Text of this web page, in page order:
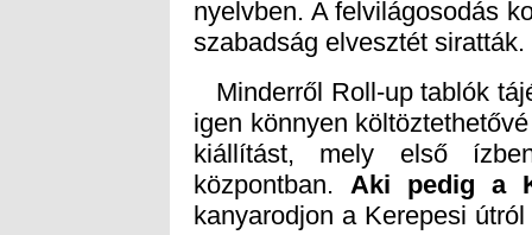
szabadság elvesztét siratták.
Minderről Roll-up tablók
igen könnyen
kiállítást, mely első
központban. Aki pedig a
kanyarodjon a Kerepesi
utcára, arról balra a
ahová megválasztásuk után
égtáj felé suhintva